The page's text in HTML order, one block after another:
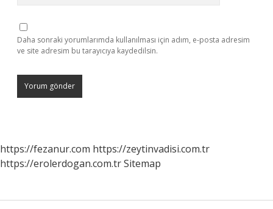
Daha sonraki yorumlarımda kullanılması için adım, e-posta adresim
ve site adresim bu tarayıcıya kaydedilsin.
https://fezanur.com https://zeytinvadisi.com.tr
https://erolerdogan.com.trSitemap